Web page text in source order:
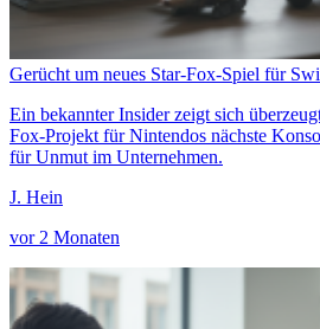
Gerücht um neues Star-Fox-Spiel für
Ein bekannter Insider zeigt sich
Fox-Projekt für Nintendos nächste
für Unmut im Unternehmen.
J. Hein
vor 2 Monaten